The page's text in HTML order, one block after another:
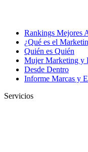
Rankings Mejores
¿Qué es el
Quién es Quién
Mujer Marketing y
Desde Dentro
Informe Marcas y
Servicios